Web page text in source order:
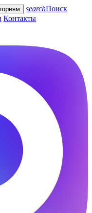
searchПоиск
Контакты